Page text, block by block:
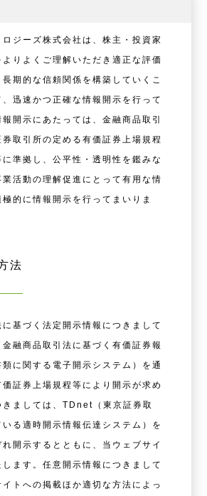
ロジーズ株式会社は、株主・投資家
りよくご理解いただき適正な評価
期的な信頼関係を構築していくこ
、迅速かつ正確な情報開⽰を行って
開⽰にあたっては、⾦融商品取引
取引所の定める有価証券上場規程
準拠し、公平性・透明性を鑑みな
活動の理解促進にとって有用な情
的に情報開示を行ってまいりま
法
基づく法定開⽰情報につきまして
融商品取引法に基づく有価証券報
に関する電⼦開⽰システム）を通
価証券上場規程等により開⽰が求め
きましては、TDnet（東京証券取
る適時開⽰情報伝達システム）を
開⽰するとともに、当ウェブサイ
します。任意開⽰情報につきまして
トへの掲載ほか適切な⽅法によっ